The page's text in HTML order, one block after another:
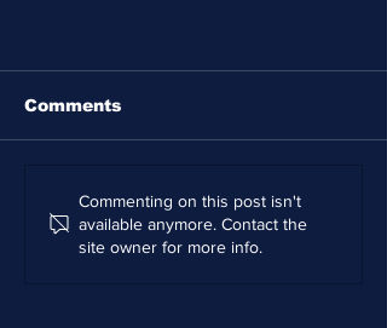
Comments
Commenting on this post isn't
available anymore. Contact the
site owner for more info.